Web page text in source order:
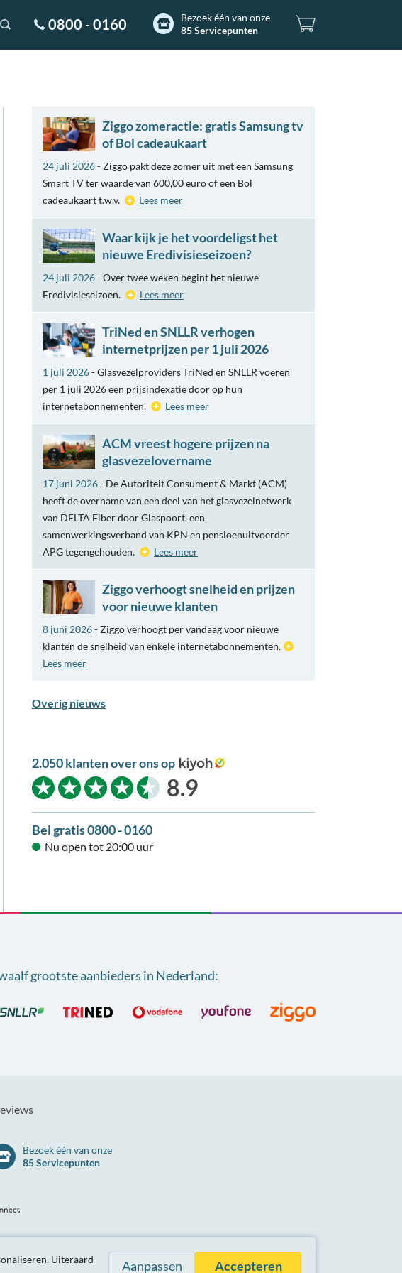
0800 - 0160
Bezoek één van onze
85 Servicepunten
Ziggo zomeractie: gratis Samsung tv
of Bol cadeaukaart
24 juli 2026- Ziggo pakt deze zomer uit met een Samsung
Smart TV ter waarde van 600,00 euro of een Bol
cadeaukaart t.w.v.
Lees meer
Waar kijk je het voordeligst het
nieuwe Eredivisieseizoen?
24 juli 2026- Over twee weken begint het nieuwe
Eredivisieseizoen.
Lees meer
TriNed en SNLLR verhogen
internetprijzen per 1 juli 2026
1 juli 2026- Glasvezelproviders TriNed en SNLLR voeren
per 1 juli 2026 een prijsindexatie door op hun
internetabonnementen.
Lees meer
ACM vreest hogere prijzen na
glasvezelovername
17 juni 2026- De Autoriteit Consument & Markt (ACM)
heeft de overname van een deel van het glasvezelnetwerk
van DELTA Fiber door Glaspoort, een
samenwerkingsverband van KPN en pensioenuitvoerder
APG tegengehouden.
Lees meer
Ziggo verhoogt snelheid en prijzen
voor nieuwe klanten
8 juni 2026- Ziggo verhoogt per vandaag voor nieuwe
klanten de snelheid van enkele internetabonnementen.
Lees meer
Overig nieuws
2.050 klanten over ons op
kiyoh
8.9
Bel gratis 0800 - 0160
Nu open tot 20:00 uur
grootste aanbieders in Nederland:
Bezoek één van onze
85 Servicepunten
Tarieven zijn inclusief btw.
Uiteraard
Aanpassen Accepteren